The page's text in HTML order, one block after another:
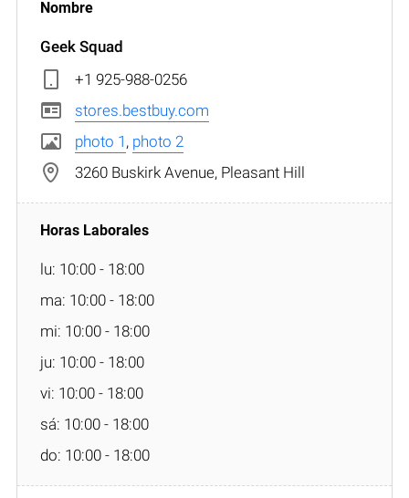
Geek Squad
+1 925-988-0256
stores.bestbuy.com
photo 1 , photo 2
3260 Buskirk Avenue, Pleasant Hill
lu: 10:00 - 18:00
ma: 10:00 - 18:00
mi: 10:00 - 18:00
ju: 10:00 - 18:00
vi: 10:00 - 18:00
sá: 10:00 - 18:00
do: 10:00 - 18:00